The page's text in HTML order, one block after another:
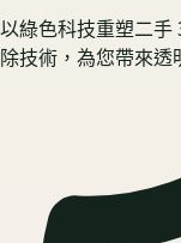
以綠色科技重塑二手
除技術，為您帶來透